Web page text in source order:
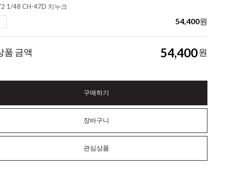
1/48 CH-47D 치누크
54,400원
품 금액 54,400원
구매하기
장바구니
관심상품